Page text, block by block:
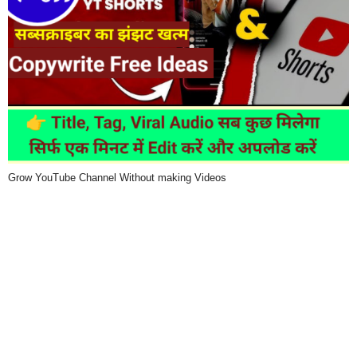
Grow YouTube Channel Without making Videos